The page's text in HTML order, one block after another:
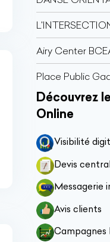
Airy Center
Place Public
Découvrez
Online
Visibilité
Devis
Messagerie
Avis clients
Campagnes